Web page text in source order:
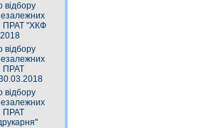
відбору
ПРАТ "ХКФ
відбору
ПРАТ
відбору
ПРАТ